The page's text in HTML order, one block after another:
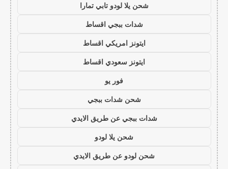
شحن يلا لودو تابي تمارا
شدات ببجي اقساط
ايتونز امريكي اقساط
ايتونز سعودي اقساط
فور يو
شحن شدات ببجي
شدات ببجي عن طريق الايدي
شحن يلا لودو
شحن لودو عن طريق الايدي